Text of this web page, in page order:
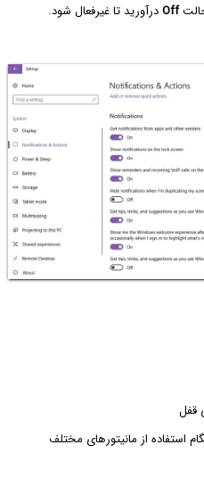
Offدرآورید تا غیرفعال شود.
قفل
استفاده از مانیتورهای مختلف